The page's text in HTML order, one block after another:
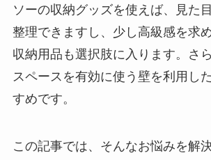
ソーの収納グッズを使えば、見た
整理できますし、少し高級感を求
収納用品も選択肢に入ります。さ
スペースを有効に使う壁を利用し
すめです。
この記事では、そんなお悩みを解